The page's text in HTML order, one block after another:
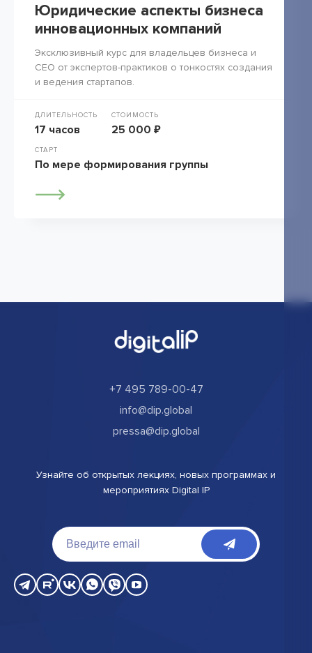
Юридические аспекты бизнеса
инновационных компаний
Эксклюзивный курс для владельцев бизнеса и
СЕО от экспертов-практиков о тонкостях создания
и ведения стартапов.
ДЛИТЕЛЬНОСТЬ
17 часов
СТОИМОСТЬ
25 000 ₽
СТАРТ
По мере формирования группы
+7 495 789-00-47
info@dip.global
pressa@dip.global
Узнайте об открытых лекциях, новых программах и
мероприятиях Digital IP